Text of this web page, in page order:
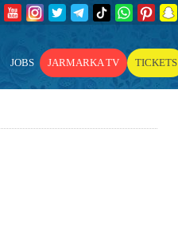
JOBS JARMARKA TV TICKETS